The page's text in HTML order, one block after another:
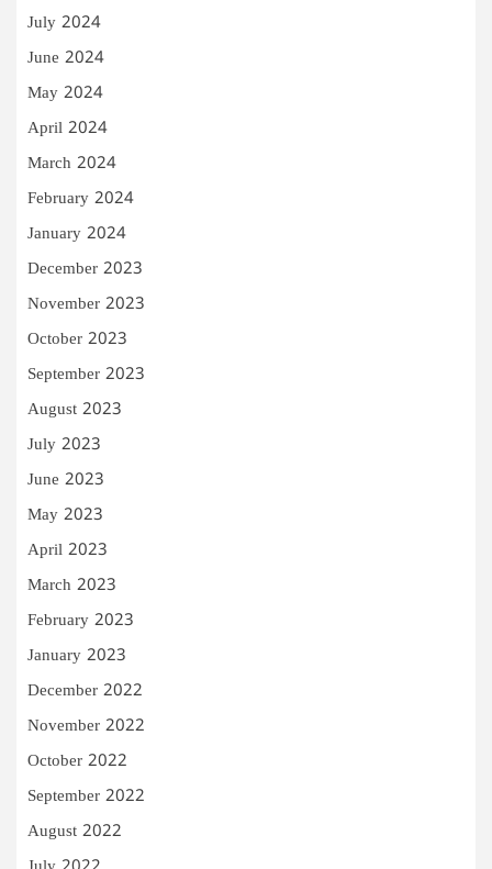
July 2024
June 2024
May 2024
April 2024
March 2024
February 2024
January 2024
December 2023
November 2023
October 2023
September 2023
August 2023
July 2023
June 2023
May 2023
April 2023
March 2023
February 2023
January 2023
December 2022
November 2022
October 2022
September 2022
August 2022